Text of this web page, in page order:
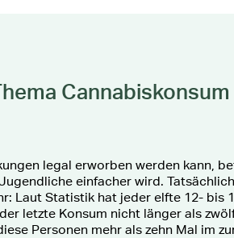
legal erworben werden kann,
einfacher wird.
Laut Statistik hat jeder elfte 12- bis
letzte Konsum nicht länger als
Personen mehr als zehn Mal im